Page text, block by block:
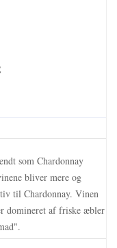
som Chardonnay
bliver mere og
til Chardonnay. Vinen
domineret af friske æbler